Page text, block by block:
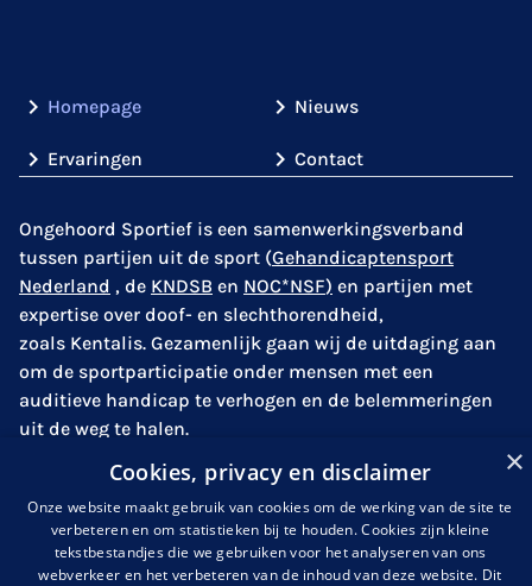
Homepage
Ervaringen
Nieuws
Contact
Ongehoord Sportief is een samenwerkingsverband
tussen partijen uit de sport (Gehandicaptensport
Nederland , de KNDSB en NOC*NSF) en partijen met
expertise over doof- en slechthorendheid,
zoals Kentalis. Gezamenlijk gaan wij de uitdaging aan
om de sportparticipatie onder mensen met een
auditieve handicap te verhogen en de belemmeringen
uit de weg te halen.
info@ongehoordsportief.nl
×
Cookies, privacy en disclaimer
Onze website maakt gebruik van cookies om de werking van de site te
verbeteren en om statistieken bij te houden. Cookies zijn kleine
tekstbestandjes die we gebruiken voor het analyseren van ons
webverkeer en het verbeteren van de inhoud van deze website. Dit